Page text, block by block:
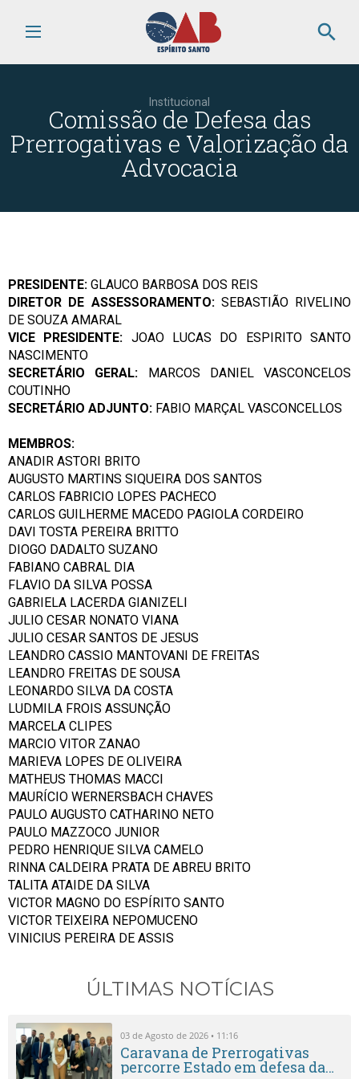
search
Institucional
Comissão de Defesa das
Prerrogativas e Valorização da
Advocacia
PRESIDENTE: GLAUCO BARBOSA DOS REIS
DIRETOR DE ASSESSORAMENTO: SEBASTIÃO RIVELINO
DE SOUZA AMARAL
VICE PRESIDENTE: JOAO LUCAS DO ESPIRITO SANTO
NASCIMENTO
SECRETÁRIO GERAL: MARCOS DANIEL VASCONCELOS
COUTINHO
SECRETÁRIO ADJUNTO: FABIO MARÇAL VASCONCELLOS
MEMBROS:
ANADIR ASTORI BRITO
AUGUSTO MARTINS SIQUEIRA DOS SANTOS
CARLOS FABRICIO LOPES PACHECO
CARLOS GUILHERME MACEDO PAGIOLA CORDEIRO
DAVI TOSTA PEREIRA BRITTO
DIOGO DADALTO SUZANO
FABIANO CABRAL DIA
FLAVIO DA SILVA POSSA
GABRIELA LACERDA GIANIZELI
JULIO CESAR NONATO VIANA
JULIO CESAR SANTOS DE JESUS
LEANDRO CASSIO MANTOVANI DE FREITAS
LEANDRO FREITAS DE SOUSA
LEONARDO SILVA DA COSTA
LUDMILA FROIS ASSUNÇÃO
MARCELA CLIPES
MARCIO VITOR ZANAO
MARIEVA LOPES DE OLIVEIRA
MATHEUS THOMAS MACCI
MAURÍCIO WERNERSBACH CHAVES
PAULO AUGUSTO CATHARINO NETO
PAULO MAZZOCO JUNIOR
PEDRO HENRIQUE SILVA CAMELO
RINNA CALDEIRA PRATA DE ABREU BRITO
TALITA ATAIDE DA SILVA
VICTOR MAGNO DO ESPÍRITO SANTO
VICTOR TEIXEIRA NEPOMUCENO
VINICIUS PEREIRA DE ASSIS
ÚLTIMAS NOTÍCIAS
03 de Agosto de 2026 • 11:16
Caravana de Prerrogativas
percorre Estado em defesa da